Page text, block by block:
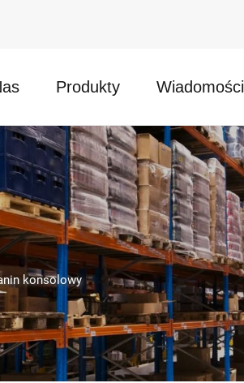
Produkty Wiadomości
konsolowy